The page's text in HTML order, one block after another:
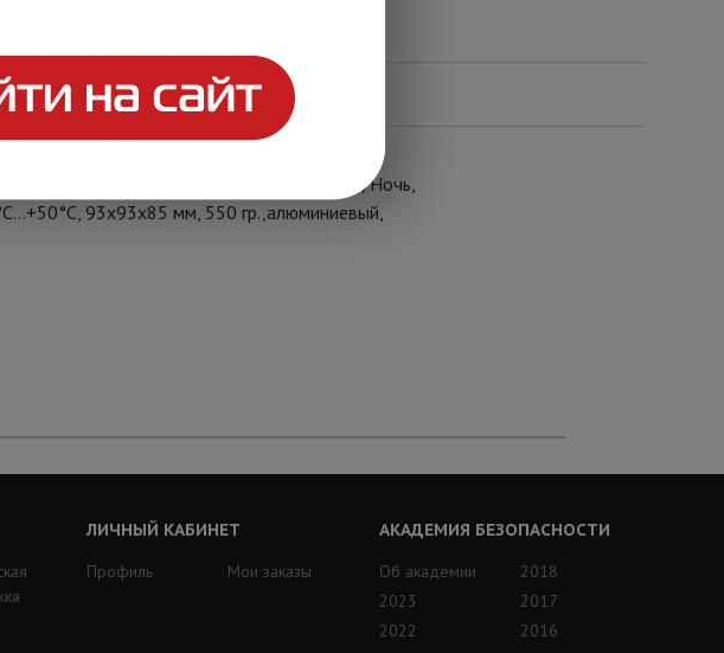
включенной ИК подсветке), режим День/Ночь,
93x93x85 мм, 550 гр.,алюминиевый,
ЛИЧНЫЙ КАБИНЕТ
Профиль
Мои заказы
АКАДЕМИЯ БЕЗОПАСНОСТИ
Об академии
2023
2022
2018
2017
2016